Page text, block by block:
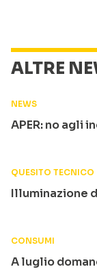
ALTRE
NEWS
APER: no agli
QUESITO TECNICO
Illuminazione
CONSUMI
A luglio